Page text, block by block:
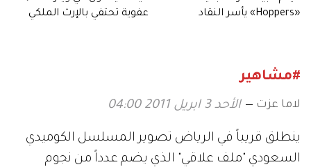
«Hoppers» يأسر النقاد
عفوية تحتفي بالإرث الملكي
#مشاهير
لاما عزت الأحد 3 ابريل 2011 04:00
ينطلق قريباً في الرياض تصوير المسلسل الكوميدي
السعودي "ملف علاقي" الذي يضم عدداً من نجوم